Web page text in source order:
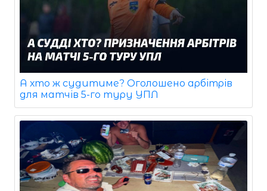
А хто ж судитиме? Оголошено арбітрів
для матчів 5-го туру УПЛ